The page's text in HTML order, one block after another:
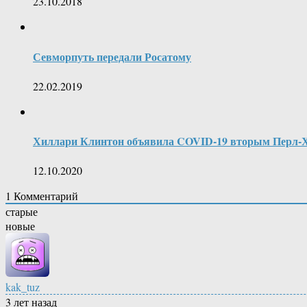
Севморпуть передали Росатому
22.02.2019
Хиллари Клинтон объявила COVID-19 вторым Перл-
12.10.2020
1 Комментарий
старые
новые
kak_tuz
3 лет назад